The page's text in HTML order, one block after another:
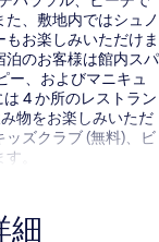
、敷地内ではシュノ
お楽しみいただけま
のお客様は館内スパ
ー、およびマニキュ
4 か所のレストラン
物をお楽しみいただ
ズクラブ (無料)、ビ
。
細